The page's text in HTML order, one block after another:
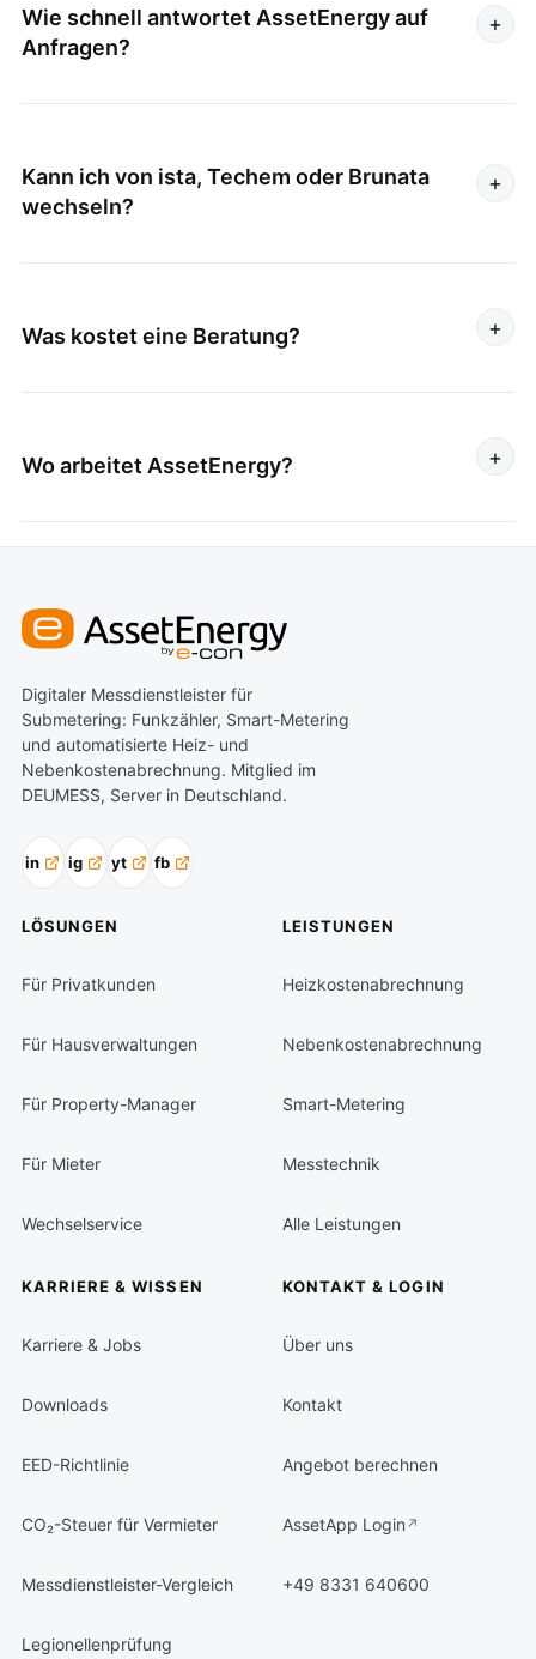
Wie schnell antwortet AssetEnergy auf
Anfragen?
+
Kann ich von ista, Techem oder Brunata
wechseln?
+
Was kostet eine Beratung? +
Wo arbeitet AssetEnergy? +
Digitaler Messdienstleister für
Submetering: Funkzähler, Smart-Metering
und automatisierte Heiz- und
Nebenkostenabrechnung. Mitglied im
DEUMESS, Server in Deutschland.
in ig yt fb
LÖSUNGEN
Für Privatkunden
Für Hausverwaltungen
Für Property-Manager
Für Mieter
Wechselservice
LEISTUNGEN
Heizkostenabrechnung
Nebenkostenabrechnung
Smart-Metering
Messtechnik
Alle Leistungen
KARRIERE & WISSEN
Karriere & Jobs
Downloads
EED-Richtlinie
CO₂-Steuer für Vermieter
Messdienstleister-Vergleich
Legionellenprüfung
KONTAKT & LOGIN
Über uns
Kontakt
Angebot berechnen
AssetApp Login
+49 8331 640600